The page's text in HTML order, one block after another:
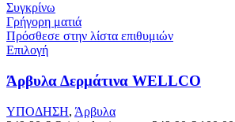
Συγκρίνω
Γρήγορη ματιά
Πρόσθεσε στην λίστα επιθυμιών
Επιλογή
Άρβυλα Δερμάτινα WELLCO
ΥΠΟΔΗΣΗ, Άρβυλα